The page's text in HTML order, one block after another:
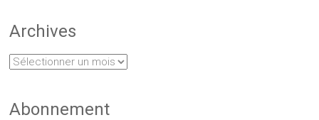
Archives
Archives
Abonnement